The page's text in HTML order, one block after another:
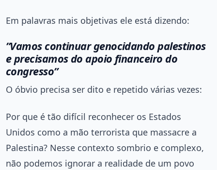
Em palavras mais objetivas ele está dizendo:
”Vamos continuar genocidando palestinos
e precisamos do apoio financeiro do
congresso”
O óbvio precisa ser dito e repetido várias vezes:
Por que é tão difícil reconhecer os Estados
Unidos como a mão terrorista que massacre a
Palestina? Nesse contexto sombrio e complexo,
não podemos ignorar a realidade de um povo